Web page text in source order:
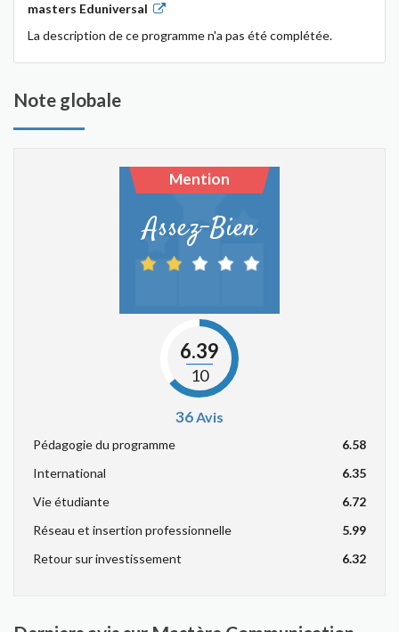
masters Eduniversal
La description de ce programme n'a pas été complétée.
Note globale
Mention
Assez-Bien
6.39
10
36Avis
Pédagogie du programme
6.58
International
6.35
Vie étudiante
6.72
Réseau et insertion professionnelle
5.99
Retour sur investissement
6.32